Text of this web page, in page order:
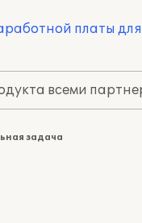
платы
всеми
задача